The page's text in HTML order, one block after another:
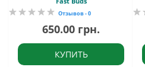
Отзывов - 0
650.00 грн.
КУПИТЬ